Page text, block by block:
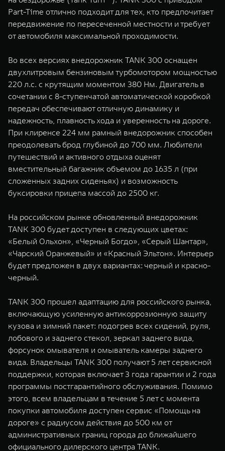
Part-Time отлично подходит для тех, кто предпочитает
передвижение по пересеченной местности и требует
от автомобиля максимальной проходимости.
Во всех версиях внедорожник TANK 300 оснащен
двухлитровым бензиновым турбомотором мощностью
220 л.с. с крутящим моментом 380 Нм. Двигатель в
сочетании с 8-ступенчатой автоматической коробкой
передач обеспечивают отличную динамику и
надежность, плавность хода и уверенность на дороге.
При клиренсе 224 мм рамный внедорожник способен
преодолевать брод глубиной до 700 мм. Любители
путешествий и активного отдыха оценят
вместительный багажник объемом до 1635 л (при
сложенных задних сиденьях) и возможность
буксировки прицепа массой до 2500 кг.
На российском рынке обновленный внедорожник
TANK 300 будет доступен в следующих цветах:
«Белый Ольхон», «Черный Богдо», «Серый Шантар»,
«Чарский Оранжевый» и «Красный Эльтон». Интерьер
будет предложен в двух вариантах: черный и красно-
черный.
TANK 300 прошел адаптацию для российского рынка,
включающую усиленную антикоррозионную защиту
кузова и зимний пакет: подогрев всех сидений, руля,
лобового и заднего стекол, зеркал заднего вида,
форсунок омывателя и омыватель камеры заднего
вида. Владельцы TANK 300 получают 5 лет сервисной
поддержки, которая включает 3 года гарантии и 2 года
программы постгарантийного обслуживания. Помимо
этого, всем владельцам в течение 5 лет с момента
покупки автомобиля доступен сервис «Помощь на
дороге» с радиусом действия до 500 км от
административных границ города до ближайшего
официального дилерского центра TANK.